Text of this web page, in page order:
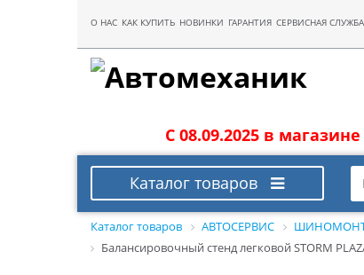
О НАС КАК КУПИТЬ НОВИНКИ ГАРАНТИЯ СЕРВИСНАЯ СЛУЖБА
С 08.09.2025 в
Каталог товаров
Каталог товаров АВТОСЕРВИС
Балансировочный стенд легковой STORM